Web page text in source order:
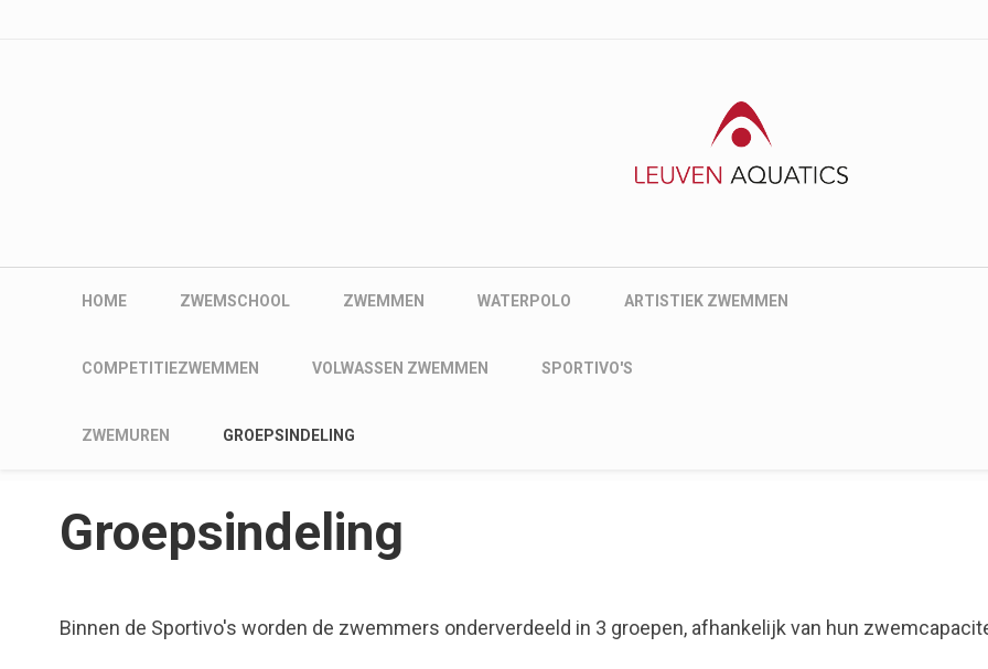
Main navigation
HOME ZWEMSCHOOL ZWEMMEN WATERPOLO ARTISTIEK ZWEMMEN
Main navigation
COMPETITIEZWEMMEN VOLWASSEN ZWEMMEN SPORTIVO'S
Main navigation
ZWEMUREN GROEPSINDELING
Groepsindeling
Binnen de Sportivo's worden de zwemmers onderverdeeld in 3 groepen, afhankelijk van hun